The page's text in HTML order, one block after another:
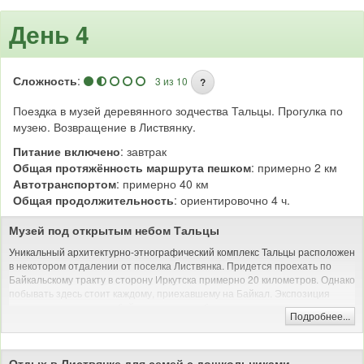
День 4
Сложность: 3 из 10 ?
Поездка в музей деревянного зодчества Тальцы. Прогулка по
музею. Возвращение в Листвянку.
Питание включено: завтрак
Общая протяжённость маршрута пешком: примерно 2 км
Автотранспортом: примерно 40 км
Общая продолжительность: ориентировочно 4 ч.
Музей под открытым небом Тальцы
Уникальный архитектурно-этнографический комплекс Тальцы расположен
в некотором отдалении от поселка Листвянка. Придется проехать по
Байкальскому тракту в сторону Иркутска примерно 20 километров. Однако
побывать здесь стоит каждому, приехавшему на Байкал. Экспозиция
музея представляет собой уникальное собрание архитектурных и
этнографических экспонатов, охватывающих три последних века.Подробнее...